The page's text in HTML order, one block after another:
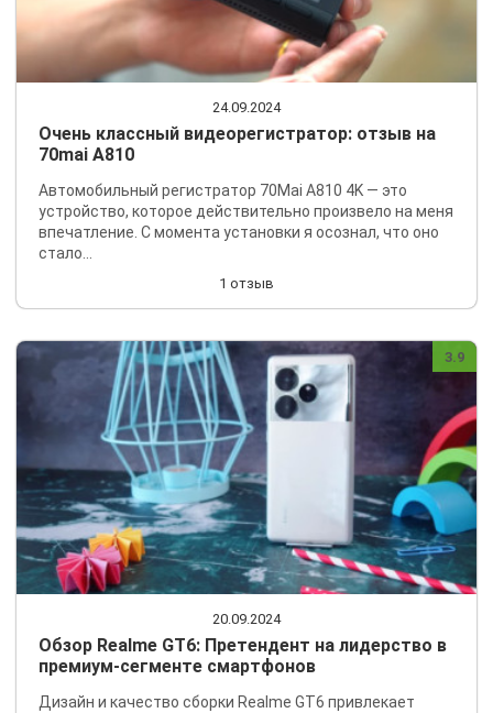
24.09.2024
Очень классный видеорегистратор: отзыв на
70mai A810
Автомобильный регистратор 70Mai A810 4K — это
устройство, которое действительно произвело на меня
впечатление. С момента установки я осознал, что оно
стало...
1 отзыв
3.9
20.09.2024
Обзор Realme GT6: Претендент на лидерство в
премиум-сегменте смартфонов
Дизайн и качество сборки Realme GT6 привлекает